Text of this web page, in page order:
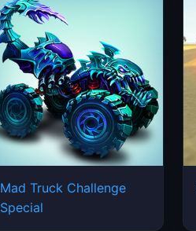
Mad Truck Challenge
Special